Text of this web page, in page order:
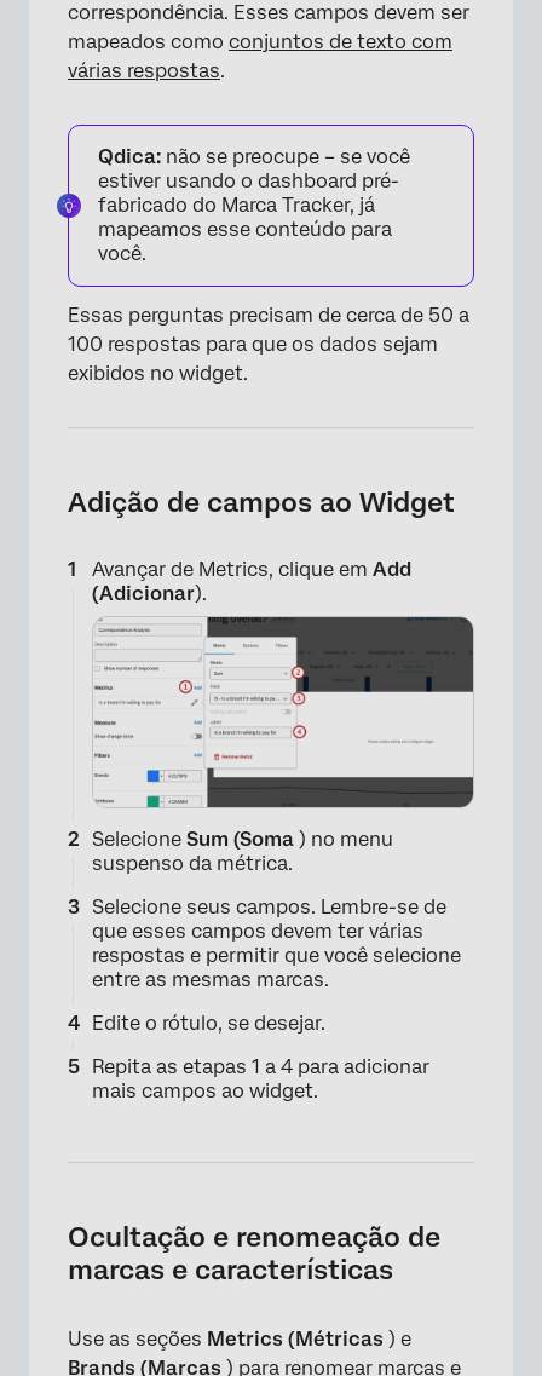
correspondência. Esses campos devem ser
mapeados como conjuntos de texto com
várias respostas.
Qdica: não se preocupe – se você
estiver usando o dashboard pré-
fabricado do Marca Tracker, já
mapeamos esse conteúdo para
você.
Essas perguntas precisam de cerca de 50 a
100 respostas para que os dados sejam
exibidos no widget.
Adição de campos ao Widget
Avançar de Metrics, clique em Add
(Adicionar).
Selecione Sum (Soma ) no menu
suspenso da métrica.
Selecione seus campos. Lembre-se de
que esses campos devem ter várias
respostas e permitir que você selecione
entre as mesmas marcas.
Edite o rótulo, se desejar.
Repita as etapas 1 a 4 para adicionar
mais campos ao widget.
Ocultação e renomeação de
marcas e características
Use as seções Metrics (Métricas ) e
Brands (Marcas ) para renomear marcas e